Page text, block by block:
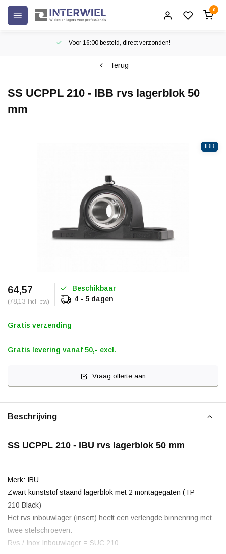
0
Voor 16:00 besteld, direct verzonden!
Terug
SS UCPPL 210 - IBB rvs lagerblok 50
mm
IBB
64,57
(78,13 Incl. btw)
Beschikbaar
4 - 5 dagen
Gratis verzending
Gratis levering vanaf 50,- excl.
Vraag offerte aan
Beschrijving
SS UCPPL 210 - IBU rvs lagerblok 50 mm
Merk: IBU
Zwart kunststof staand lagerblok met 2 montagegaten (TP
210 Black)
Het rvs inbouwlager (insert) heeft een verlengde binnenring met
twee stelschroeven.
Rvs / Inox Inbouwlager = SUC 210